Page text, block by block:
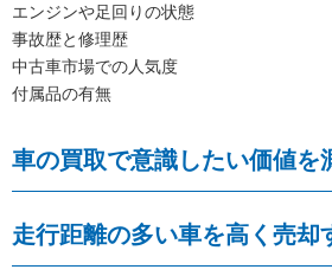
エンジンや足回りの状態
事故歴と修理歴
中古車市場での人気度
付属品の有無
車の買取で意識したい価値を
走行距離の多い車を高く売却